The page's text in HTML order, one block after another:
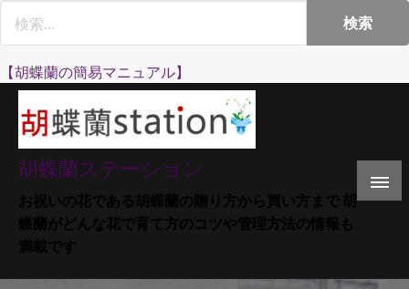
【胡蝶蘭の簡易マニュアル】
胡蝶蘭ステーション